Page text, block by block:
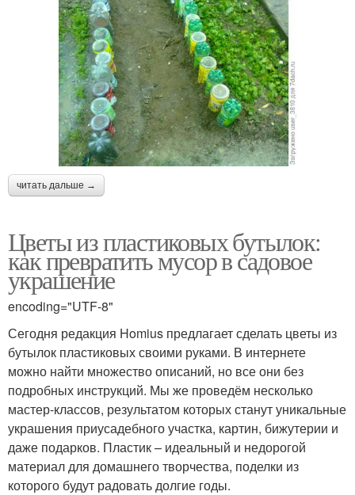
читать дальше →
Цветы из пластиковых бутылок:
как превратить мусор в садовое
украшение
encoding="UTF-8"
Сегодня редакция Homius предлагает сделать цветы из
бутылок пластиковых своими руками. В интернете
можно найти множество описаний, но все они без
подробных инструкций. Мы же проведём несколько
мастер-классов, результатом которых станут уникальные
украшения приусадебного участка, картин, бижутерии и
даже подарков. Пластик – идеальный и недорогой
материал для домашнего творчества, поделки из
которого будут радовать долгие годы.